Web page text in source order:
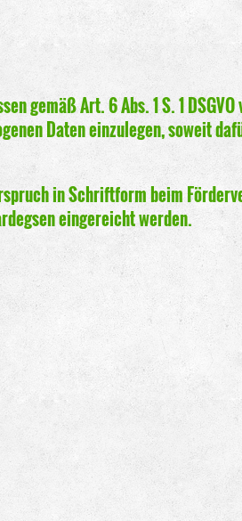
gemäß Art. 6 Abs. 1 S. 1
Daten einzulegen, soweit
in Schriftform beim
eingereicht werden.